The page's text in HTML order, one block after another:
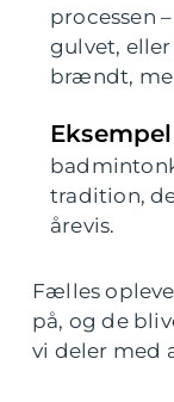
processen
gulvet,
brændt,
tradition,
årevis.
Fælles
på, og de
vi deler med